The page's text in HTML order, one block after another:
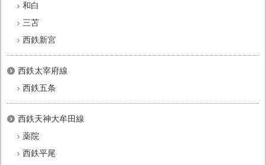
和白
三苫
西鉄新宮
西鉄太宰府線
西鉄五条
西鉄天神大牟田線
薬院
西鉄平尾